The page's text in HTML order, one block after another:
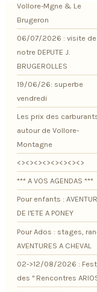
Vollore-Mgne & Le
Brugeron
06/07/2026 : visite de
notre DEPUTE J.
BRUGEROLLES
19/06/26: superbe
vendredi
Les prix des
autour de Vollore-
Montagne
<><><><><><><><>
*** A VOS AGENDAS ***
Pour enfants :
DE l'ETE A PONEY
Pour Ados : stages,
AVENTURES A CHEVAL
02->12/08/2026 :
des " Rencontres